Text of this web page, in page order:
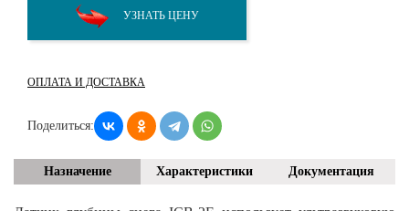
УЗНАТЬ ЦЕНУ
ОПЛАТА И ДОСТАВКА
Поделиться:
Назначение Характеристики Документация